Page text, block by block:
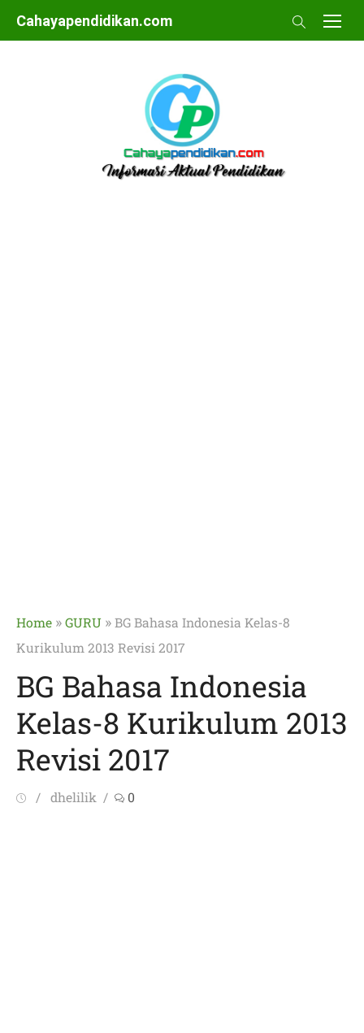
Skip
to
Cahayapendidikan.com
Home »GURU »BG Bahasa Indonesia Kelas-8
Kurikulum 2013 Revisi 2017
BG Bahasa Indonesia
Kelas-8 Kurikulum 2013
Revisi 2017
PostedAuthor
dhelilik 0